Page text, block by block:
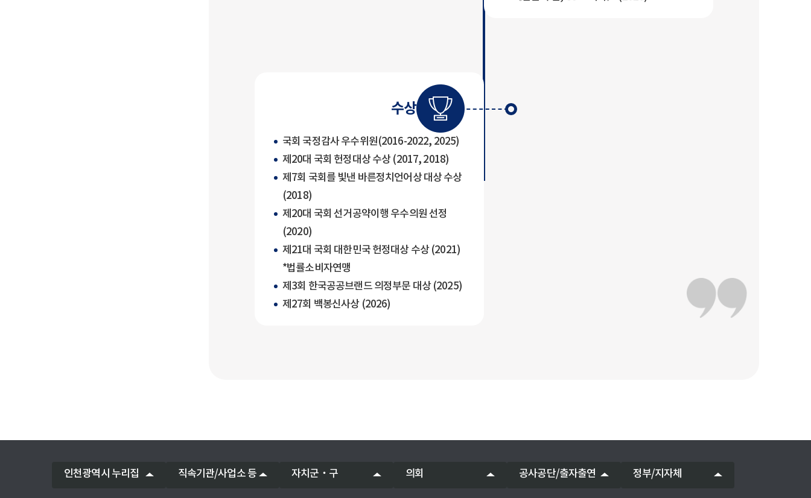
수상
국회 국정감사 우수위원(2016-2022, 2025)
제20대 국회 헌정대상 수상 (2017, 2018)
제7회 국회를 빛낸 바른정치언어상 대상 수상
(2018)
제20대 국회 선거공약이행 우수의원 선정
(2020)
제21대 국회 대한민국 헌정대상 수상 (2021)
*법률소비자연맹
제3회 한국공공브랜드 의정부문 대상 (2025)
제27회 백봉신사상 (2026)
인천광역시 누리집 직속기관/사업소 등 자치군‧구 의회 공사공단/출자출연 정부/지자체